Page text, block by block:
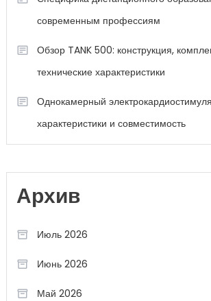
современным профессиям
Обзор TANK 500: конструкция,
технические характеристики
Однокамерный
характеристики и совместимость
Архив
Июль 2026
Июнь 2026
Май 2026